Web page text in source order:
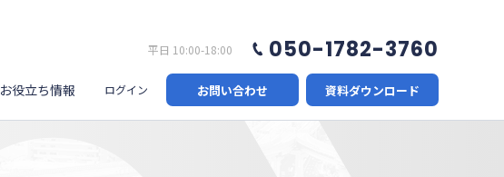
お役立ち情報
平日 10:00-18:00 050-1782-3760
ログイン お問い合わせ 資料ダウンロード